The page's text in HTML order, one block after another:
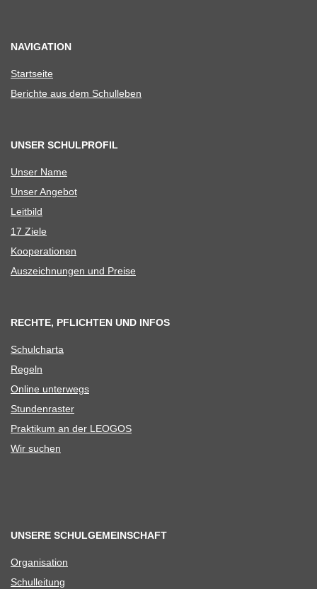
NAVIGATION
Start­seite
Berichte aus dem Schulleben
UNSER SCHULPROFIL
Unser Name
Unser Ange­bot
Leit­bild
17 Ziele
Koope­ra­tio­nen
Aus­zeich­nun­gen und Preise
RECHTE, PFLICHTEN UND INFOS
Schul­charta
Regeln
Online unter­wegs
Stun­den­ras­ter
Prak­ti­kum an der LEOGOS
Wir suchen
UNSERE SCHULGEMEINSCHAFT
Orga­ni­sa­tion
Schul­lei­tung